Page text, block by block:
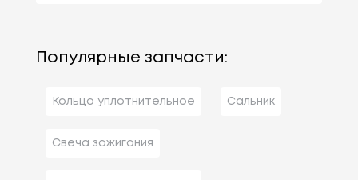
Популярные запчасти:
Кольцо уплотнительное Сальник
Свеча зажигания